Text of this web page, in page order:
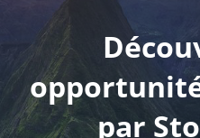
par